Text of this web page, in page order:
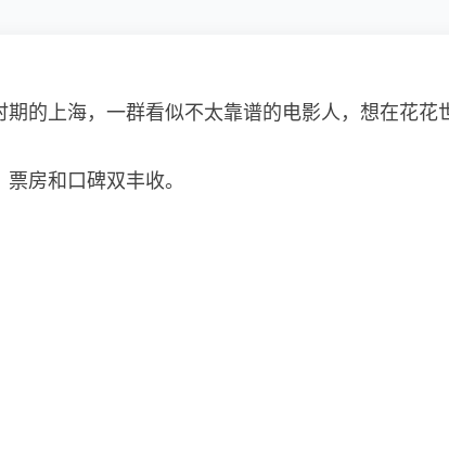
的上海，一群看似不太靠谱的电影人，想在花花世
房和口碑双丰收。